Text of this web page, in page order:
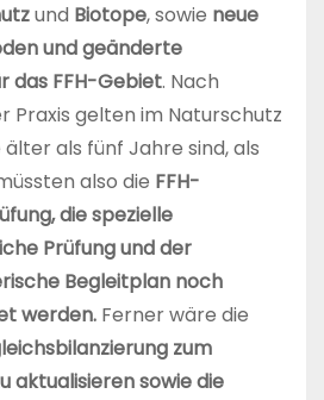
und Biotope, sowie neue
und geänderte
das FFH-Gebiet. Nach
Praxis gelten im Naturschutz
als fünf Jahre sind, als
also die FFH-
die spezielle
Prüfung und der
Begleitplan noch
werden. Ferner wäre die
zum
aktualisieren sowie die